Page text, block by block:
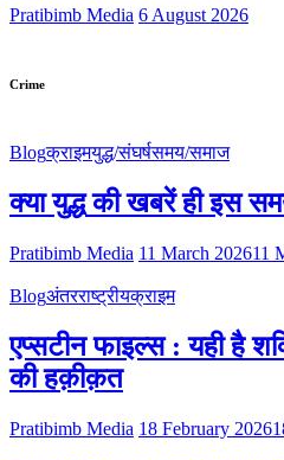
Pratibimb Media 6 August 2026
Crime
Blogक्राइमयुद्ध/संघर्षसमय/समाज
क्या युद्ध की खबरें ही इस
Pratibimb Media 11 March 202611
Blogअंतरराष्ट्रीयक्राइम
एप्सटीन फाइल्स : यही है
की हक़ीक़त
Pratibimb Media 18 February 2026